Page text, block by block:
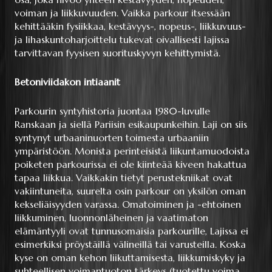
voiman ja liikkuvuuden. Vaikka parkour itsessään
kehittääkin fysiikkaa, kestävyys-, nopeus-, liikkuvuus-
ja lihaskuntoharjoittelu tukevat oivallisesti lajissa
tarvittavan fyysisen suorituskyvyn kehittymistä.
Betoniviidakon intiaanit
Parkourin syntyhistoria juontaa 1980-luvulle
Ranskaan ja siellä Pariisin esikaupunkeihin. Laji on siis
syntynyt urbaaninuorten toimesta urbaaniin
ympäristöön. Monista perinteisistä liikuntamuodoista
poiketen parkourissa ei ole kiinteää kiveen hakattua
tapaa liikkua. Vaikkakin tietyt perustekniikat ovat
vakiintuneita, suurelta osin parkour on yksilön oman
kekseliäisyyden varassa. Omatoiminen ja -ehtoinen
liikkuminen, luonnonläheinen ja vaatimaton
elämäntyyli ovat tunnusomaisia parkourille, Lajissa ei
esimerkiksi pröystäillä välineillä tai varusteilla. Koska
kyse on oman kehon liikuttamisesta, liikkumiskyky ja